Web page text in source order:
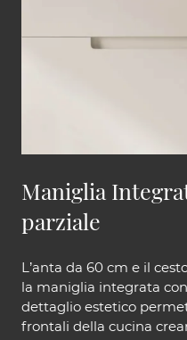
Maniglia
parziale
L’anta da 60 cm e il
la maniglia integrata
dettaglio estetico
frontali della cucina